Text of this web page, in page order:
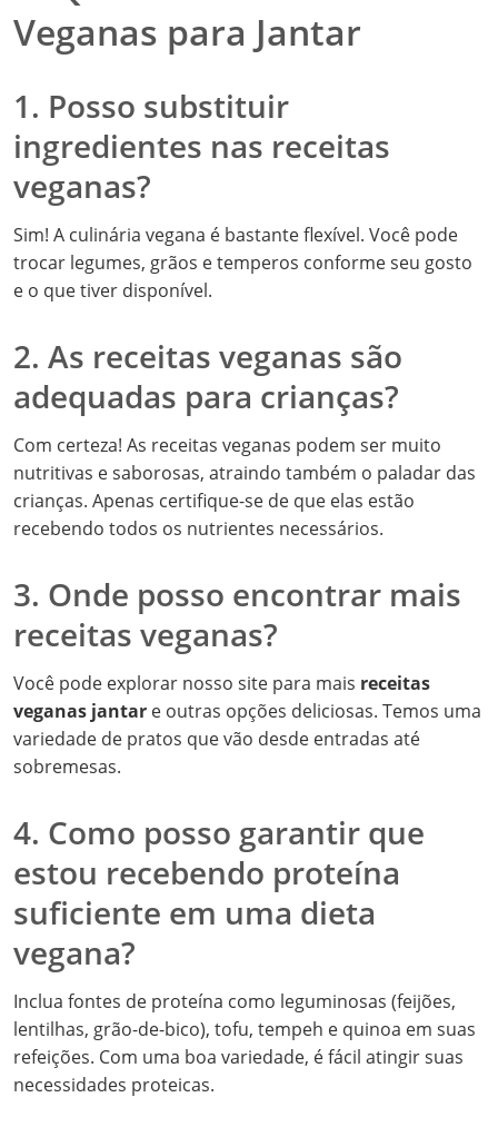
Veganas para Jantar
1. Posso substituir
ingredientes nas receitas
veganas?
Sim! A culinária vegana é bastante flexível. Você pode
trocar legumes, grãos e temperos conforme seu gosto
e o que tiver disponível.
2. As receitas veganas são
adequadas para crianças?
Com certeza! As receitas veganas podem ser muito
nutritivas e saborosas, atraindo também o paladar das
crianças. Apenas certifique-se de que elas estão
recebendo todos os nutrientes necessários.
3. Onde posso encontrar mais
receitas veganas?
Você pode explorar nosso site para mais receitas
veganas jantar e outras opções deliciosas. Temos uma
variedade de pratos que vão desde entradas até
sobremesas.
4. Como posso garantir que
estou recebendo proteína
suficiente em uma dieta
vegana?
Inclua fontes de proteína como leguminosas (feijões,
lentilhas, grão-de-bico), tofu, tempeh e quinoa em suas
refeições. Com uma boa variedade, é fácil atingir suas
necessidades proteicas.